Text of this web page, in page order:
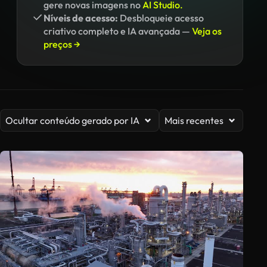
gere novas imagens noAI Studio.
Níveis de acesso: Desbloqueie acesso
criativo completo e IA avançada — Veja os
preços →
Ocultar conteúdo gerado por IA Mais recentes